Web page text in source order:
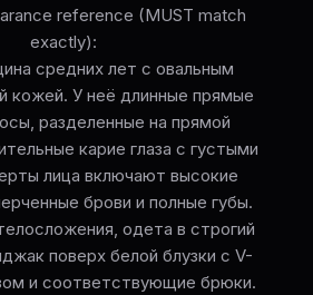
reference (MUST match
exactly):
средних лет с овальным
кожей. У неё длинные прямые
разделенные на прямой
карие глаза с густыми
лица включают высокие
брови и полные губы.
одета в строгий
поверх белой блузки с V-
и соответствующие брюки.